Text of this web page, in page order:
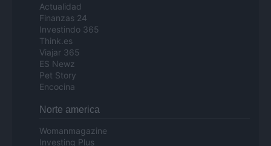
Actualidad
Finanzas 24
Investindo 365
Think.es
Viajar 365
ES Newz
Pet Story
Encocina
Norte america
Womanmagazine
Investing Plus